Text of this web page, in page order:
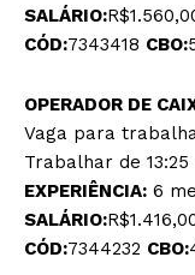
SALÁRIO:
CÓD:7343418 CBO:
OPERADOR DE
Vaga para
Trabalhar de 13:25
EXPERIÊNCIA: 6
SALÁRIO:
CÓD:7344232 CBO: